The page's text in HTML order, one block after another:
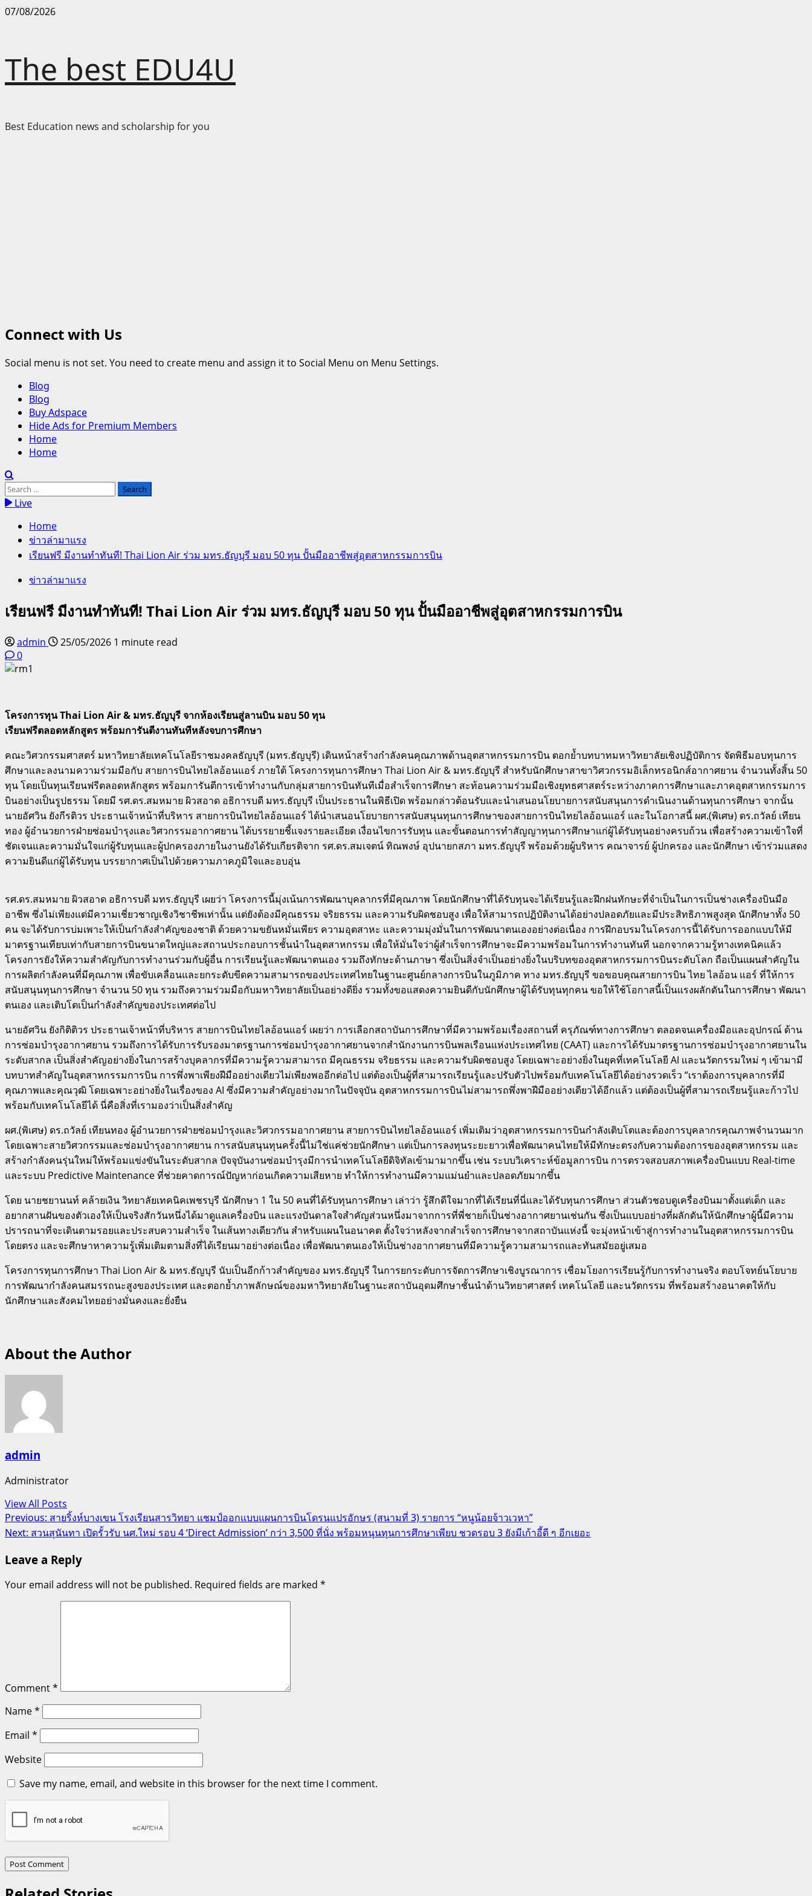
Skip
07/08/2026
The best EDU4U
Best Education news and scholarship for you
Connect with Us
Social menu is not set. You need to create menu and assign it to Social Menu on Menu Settings.
Primary
Menu
Blog
Blog
Buy Adspace
Hide Ads for Premium Members
Home
Home
Search
for:Live
Home
ข่าวล่ามาแรง
เรียนฟรี มีงานทำทันที! Thai Lion Air ร่วม มทร.ธัญบุรี มอบ 50 ทุน ปั้นมืออาชีพสู่อุตสาหกรรมการบิน
ข่าวล่ามาแรง
เรียนฟรี มีงานทำทันที! Thai Lion Air ร่วม มทร.ธัญบุรี มอบ 50 ทุน ปั้นมืออาชีพสู่อุตสาหกรรมการบิน
admin 25/05/2026 1 minute read
0
โครงการทุน Thai Lion Air & มทร.ธัญบุรี จากห้องเรียนสู่ลานบิน มอบ 50 ทุน
เรียนฟรีตลอดหลักสูตร พร้อมการันตีงานทันทีหลังจบการศึกษา
คณะวิศวกรรมศาสตร์ มหาวิทยาลัยเทคโนโลยีราชมงคลธัญบุรี (มทร.ธัญบุรี) เดินหน้าสร้างกำลังคนคุณภาพด้านอุตสาหกรรมการบิน ตอกย้ำบทบาทมหาวิทยาลัยเชิงปฏิบัติการ จัดพิธีมอบทุนการ
ศึกษาและลงนามความร่วมมือกับ สายการบินไทยไลอ้อนแอร์ ภายใต้ โครงการทุนการศึกษา Thai Lion Air & มทร.ธัญบุรี สำหรับนักศึกษาสาขาวิศวกรรมอิเล็กทรอนิกส์อากาศยาน จำนวนทั้งสิ้น 50
ทุน โดยเป็นทุนเรียนฟรีตลอดหลักสูตร พร้อมการันตีการเข้าทำงานกับกลุ่มสายการบินทันทีเมื่อสำเร็จการศึกษา สะท้อนความร่วมมือเชิงยุทธศาสตร์ระหว่างภาคการศึกษาและภาคอุตสาหกรรมการ
บินอย่างเป็นรูปธรรม โดยมี รศ.ดร.สมหมาย ผิวสอาด อธิการบดี มทร.ธัญบุรี เป็นประธานในพิธีเปิด พร้อมกล่าวต้อนรับและนำเสนอนโยบายการสนับสนุนการดำเนินงานด้านทุนการศึกษา จากนั้น
นายอัศวิน ยังกีรติวร ประธานเจ้าหน้าที่บริหาร สายการบินไทยไลอ้อนแอร์ ได้นำเสนอนโยบายการสนับสนุนทุนการศึกษาของสายการบินไทยไลอ้อนแอร์ และในโอกาสนี้ ผศ.(พิเศษ) ดร.ถวัลย์ เทียน
ทอง ผู้อำนวยการฝ่ายซ่อมบำรุงและวิศวกรรมอากาศยาน ได้บรรยายชี้แจงรายละเอียด เงื่อนไขการรับทุน และขั้นตอนการทำสัญญาทุนการศึกษาแก่ผู้ได้รับทุนอย่างครบถ้วน เพื่อสร้างความเข้าใจที่
ชัดเจนและความมั่นใจแก่ผู้รับทุนและผู้ปกครองภายในงานยังได้รับเกียรติจาก รศ.ดร.สมเจตน์ ทิณพงษ์ อุปนายกสภา มทร.ธัญบุรี พร้อมด้วยผู้บริหาร คณาจารย์ ผู้ปกครอง และนักศึกษา เข้าร่วมแสดง
ความยินดีแก่ผู้ได้รับทุน บรรยากาศเป็นไปด้วยความภาคภูมิใจและอบอุ่น
รศ.ดร.สมหมาย ผิวสอาด อธิการบดี มทร.ธัญบุรี เผยว่า โครงการนี้มุ่งเน้นการพัฒนาบุคลากรที่มีคุณภาพ โดยนักศึกษาที่ได้รับทุนจะได้เรียนรู้และฝึกฝนทักษะที่จำเป็นในการเป็นช่างเครื่องบินมือ
อาชีพ ซึ่งไม่เพียงแต่มีความเชี่ยวชาญเชิงวิชาชีพเท่านั้น แต่ยังต้องมีคุณธรรม จริยธรรม และความรับผิดชอบสูง เพื่อให้สามารถปฏิบัติงานได้อย่างปลอดภัยและมีประสิทธิภาพสูงสุด นักศึกษาทั้ง 50
คน จะได้รับการบ่มเพาะให้เป็นกำลังสำคัญของชาติ ด้วยความขยันหมั่นเพียร ความอุตสาหะ และความมุ่งมั่นในการพัฒนาตนเองอย่างต่อเนื่อง การฝึกอบรมในโครงการนี้ได้รับการออกแบบให้มี
มาตรฐานเทียบเท่ากับสายการบินขนาดใหญ่และสถานประกอบการชั้นนำในอุตสาหกรรม เพื่อให้มั่นใจว่าผู้สำเร็จการศึกษาจะมีความพร้อมในการทำงานทันที นอกจากความรู้ทางเทคนิคแล้ว
โครงการยังให้ความสำคัญกับการทำงานร่วมกับผู้อื่น การเรียนรู้และพัฒนาตนเอง รวมถึงทักษะด้านภาษา ซึ่งเป็นสิ่งจำเป็นอย่างยิ่งในบริบทของอุตสาหกรรมการบินระดับโลก ถือเป็นแผนสำคัญใน
การผลิตกำลังคนที่มีคุณภาพ เพื่อขับเคลื่อนและยกระดับขีดความสามารถของประเทศไทยในฐานะศูนย์กลางการบินในภูมิภาค ทาง มทร.ธัญบุรี ขอขอบคุณสายการบิน ไทย ไลอ้อน แอร์ ที่ให้การ
สนับสนุนทุนการศึกษา จำนวน 50 ทุน รวมถึงความร่วมมือกับมหาวิทยาลัยเป็นอย่างดียิ่ง รวมทั้งขอแสดงความยินดีกับนักศึกษาผู้ได้รับทุนทุกคน ขอให้ใช้โอกาสนี้เป็นแรงผลักดันในการศึกษา พัฒนา
ตนเอง และเติบโตเป็นกำลังสำคัญของประเทศต่อไป
นายอัศวิน ยังกิติติวร ประธานเจ้าหน้าที่บริหาร สายการบินไทยไลอ้อนแอร์ เผยว่า การเลือกสถาบันการศึกษาที่มีความพร้อมเรื่องสถานที่ ครุภัณฑ์ทางการศึกษา ตลอดจนเครื่องมือและอุปกรณ์ ด้าน
การซ่อมบำรุงอากาศยาน รวมถึงการได้รับการรับรองมาตรฐานการซ่อมบำรุงอากาศยานจากสำนักงานการบินพลเรือนแห่งประเทศไทย (CAAT) และการได้รับมาตรฐานการซ่อมบำรุงอากาศยานใน
ระดับสากล เป็นสิ่งสำคัญอย่างยิ่งในการสร้างบุคลากรที่มีความรู้ความสามารถ มีคุณธรรม จริยธรรม และความรับผิดชอบสูง โดยเฉพาะอย่างยิ่งในยุคที่เทคโนโลยี AI และนวัตกรรมใหม่ ๆ เข้ามามี
บทบาทสำคัญในอุตสาหกรรมการบิน การพึ่งพาเพียงฝีมืออย่างเดียวไม่เพียงพออีกต่อไป แต่ต้องเป็นผู้ที่สามารถเรียนรู้และปรับตัวไปพร้อมกับเทคโนโลยีได้อย่างรวดเร็ว “เราต้องการบุคลากรที่มี
คุณภาพและคุณวุฒิ โดยเฉพาะอย่างยิ่งในเรื่องของ AI ซึ่งมีความสำคัญอย่างมากในปัจจุบัน อุตสาหกรรมการบินไม่สามารถพึ่งพาฝีมืออย่างเดียวได้อีกแล้ว แต่ต้องเป็นผู้ที่สามารถเรียนรู้และก้าวไป
พร้อมกับเทคโนโลยีได้ นี่คือสิ่งที่เรามองว่าเป็นสิ่งสำคัญ
ผศ.(พิเศษ) ดร.ถวัลย์ เทียนทอง ผู้อำนวยการฝ่ายซ่อมบำรุงและวิศวกรรมอากาศยาน สายการบินไทยไลอ้อนแอร์ เพิ่มเติมว่าอุตสาหกรรมการบินกำลังเติบโตและต้องการบุคลากรคุณภาพจำนวนมาก
โดยเฉพาะสายวิศวกรรมและซ่อมบำรุงอากาศยาน การสนับสนุนทุนครั้งนี้ไม่ใช่แค่ช่วยนักศึกษา แต่เป็นการลงทุนระยะยาวเพื่อพัฒนาคนไทยให้มีทักษะตรงกับความต้องการของอุตสาหกรรม และ
สร้างกำลังคนรุ่นใหม่ให้พร้อมแข่งขันในระดับสากล ปัจจุบันงานซ่อมบำรุงมีการนำเทคโนโลยีดิจิทัลเข้ามามากขึ้น เช่น ระบบวิเคราะห์ข้อมูลการบิน การตรวจสอบสภาพเครื่องบินแบบ Real-time
และระบบ Predictive Maintenance ที่ช่วยคาดการณ์ปัญหาก่อนเกิดความเสียหาย ทำให้การทำงานมีความแม่นยำและปลอดภัยมากขึ้น
โดย นายชยานนท์ คล้ายเงิน วิทยาลัยเทคนิคเพชรบุรี นักศึกษา 1 ใน 50 คนที่ได้รับทุนการศึกษา เล่าว่า รู้สึกดีใจมากที่ได้เรียนที่นี่และได้รับทุนการศึกษา ส่วนตัวชอบดูเครื่องบินมาตั้งแต่เด็ก และ
อยากสานฝันของตัวเองให้เป็นจริงสักวันหนึ่งได้มาดูแลเครื่องบิน และแรงบันดาลใจสำคัญส่วนหนึ่งมาจากการที่พี่ชายก็เป็นช่างอากาศยานเช่นกัน ซึ่งเป็นแบบอย่างที่ผลักดันให้นักศึกษาผู้นี้มีความ
ปรารถนาที่จะเดินตามรอยและประสบความสำเร็จ ในเส้นทางเดียวกัน สำหรับแผนในอนาคต ตั้งใจว่าหลังจากสำเร็จการศึกษาจากสถาบันแห่งนี้ จะมุ่งหน้าเข้าสู่การทำงานในอุตสาหกรรมการบิน
โดยตรง และจะศึกษาหาความรู้เพิ่มเติมตามสิ่งที่ได้เรียนมาอย่างต่อเนื่อง เพื่อพัฒนาตนเองให้เป็นช่างอากาศยานที่มีความรู้ความสามารถและทันสมัยอยู่เสมอ
โครงการทุนการศึกษา Thai Lion Air & มทร.ธัญบุรี นับเป็นอีกก้าวสำคัญของ มทร.ธัญบุรี ในการยกระดับการจัดการศึกษาเชิงบูรณาการ เชื่อมโยงการเรียนรู้กับการทำงานจริง ตอบโจทย์นโยบาย
การพัฒนากำลังคนสมรรถนะสูงของประเทศ และตอกย้ำภาพลักษณ์ของมหาวิทยาลัยในฐานะสถาบันอุดมศึกษาชั้นนำด้านวิทยาศาสตร์ เทคโนโลยี และนวัตกรรม ที่พร้อมสร้างอนาคตให้กับ
นักศึกษาและสังคมไทยอย่างมั่นคงและยั่งยืน
About the Author
admin
Administrator
View All Posts
Post
navigation
Previous: สายริ้งห์บางเขน โรงเรียนสารวิทยา แชมป์ออกแบบแผนการบินโดรนแปรอักษร (สนามที่ 3) รายการ “หนูน้อยจ้าวเวหา”
Next: สวนสุนันทา เปิดรั้วรับ นศ.ใหม่ รอบ 4 ‘Direct Admission’ กว่า 3,500 ที่นั่ง พร้อมหนุนทุนการศึกษาเพียบ ชวดรอบ 3 ยังมีเก้าอี้ดี ๆ อีกเยอะ
Leave a Reply
Your email address will not be published. Required fields are marked *
Comment*
Name*
Email *
Website
Save my name, email, and website in this browser for the next time I comment.